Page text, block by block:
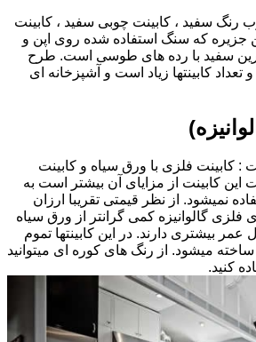
سفید ، کابینت چوبی سفید ، کابینت
جزیره که سنگ استفاده شده روی اپن و
سفید با رده های طوسی است. طرح
کابینتها زیاد است و آشپزخانه ای
: کابینت فلزی با ورق سیاه و کابینت
این کابینت از مزایای آن بیشتر است به
نمیشود. از نظر قیمتی تقریبا ارزان
فلزی گالوانیزه کمی گرانتر از ورق سیاه
بیشتری دارند. در این کابینتها تموم
میشود. از رنگ های کوره ای میتوانید
کنید.